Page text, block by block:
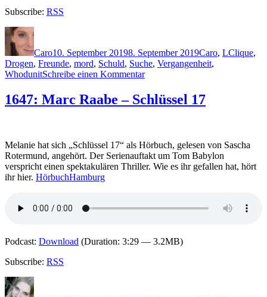
Subscribe: RSS
Autor
Caro10. September 20198. September 2019Caro, LClique,
Drogen, Freunde, mord, Schuld, Suche, Vergangenheit,
WhodunitSchreibe einen Kommentarzu
Gytha
Lodge
sie
findet
1647: Marc Raabe – Schlüssel 17
Melanie hat sich „Schlüssel 17“ als Hörbuch, gelesen von Sascha
Rotermund, angehört. Der Serienauftakt um Tom Babylon
verspricht einen spektakulären Thriller. Wie es ihr gefallen hat, hört
ihr hier. HörbuchHamburg
Podcast: Download (Duration: 3:29 — 3.2MB)
Subscribe: RSS
Autor